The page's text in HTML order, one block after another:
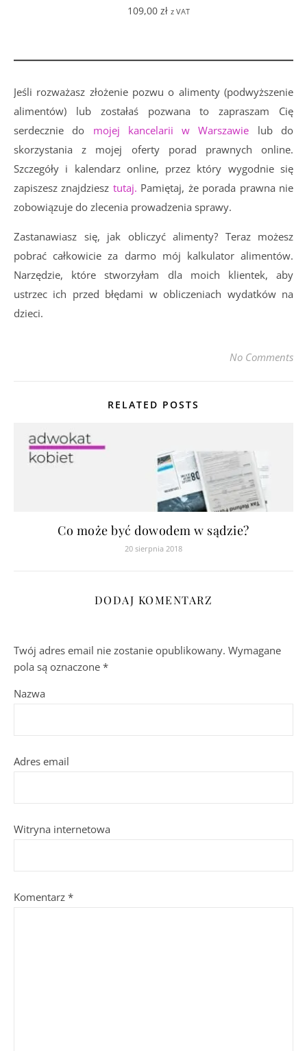
109,00 zł z VAT
Jeśli rozważasz złożenie pozwu o alimenty (podwyższenie
alimentów) lub zostałaś pozwana to zapraszam Cię
serdecznie do mojej kancelarii w Warszawie lub do
skorzystania z mojej oferty porad prawnych online.
Szczegóły i kalendarz online, przez który wygodnie się
zapiszesz znajdziesz tutaj. Pamiętaj, że porada prawna nie
zobowiązuje do zlecenia prowadzenia sprawy.
Zastanawiasz się, jak obliczyć alimenty? Teraz możesz
pobrać całkowicie za darmo mój kalkulator alimentów.
Narzędzie, które stworzyłam dla moich klientek, aby
ustrzec ich przed błędami w obliczeniach wydatków na
dzieci.
No Comments
RELATED POSTS
Co może być dowodem w sądzie?
20 sierpnia 2018
DODAJ KOMENTARZ
Twój adres email nie zostanie opublikowany. Wymagane
pola są oznaczone *
Nazwa
Adres email
Witryna internetowa
Komentarz *